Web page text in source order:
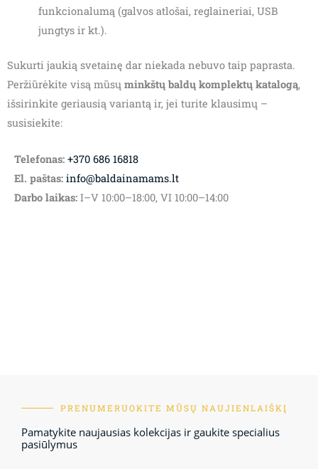
funkcionalumą (galvos atlošai, reglaineriai, USB
jungtys ir kt.).
Sukurti jaukią svetainę dar niekada nebuvo taip paprasta.
Peržiūrėkite visą mūsų minkštų baldų komplektų katalogą,
išsirinkite geriausią variantą ir, jei turite klausimų –
susisiekite:
Telefonas: +370 686 16818
El. paštas: info@baldainamams.lt
Darbo laikas: I–V 10:00–18:00, VI 10:00–14:00
PRENUMERUOKITE MŪSŲ NAUJIENLAIŠKĮ
Pamatykite naujausias kolekcijas ir gaukite specialius
pasiūlymus